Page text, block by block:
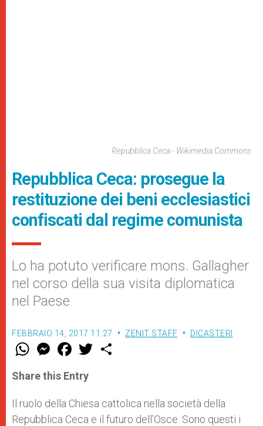
Repubblica Ceca - Wikimedia Commons
Repubblica Ceca: prosegue la
restituzione dei beni ecclesiastici
confiscati dal regime comunista
Lo ha potuto verificare mons. Gallagher
nel corso della sua visita diplomatica
nel Paese
FEBBRAIO 14, 2017 11:27 ZENIT STAFF DICASTERI
W
t
s
p
p
M
e
s
e
g
e
r
F
a
e
b
o
k
w
r
Share this Entry
Il ruolo della Chiesa cattolica nella società della
Repubblica Ceca e il futuro dell’Osce. Sono questi i